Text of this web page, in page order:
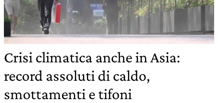
Crisi climatica anche in Asia:
record assoluti di caldo,
smottamenti e tifoni